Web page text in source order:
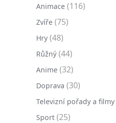
Animace (116)
Zvíře (75)
Hry (48)
Růžný (44)
Anime (32)
Doprava (30)
Televizní pořady a filmy
Sport (25)